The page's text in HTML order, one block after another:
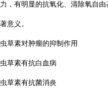
力，有明显的抗氧化、清除氧自
著意义。
虫草素对肿瘤的抑制作用
虫草素有抗白血病
虫草素有抗菌消炎